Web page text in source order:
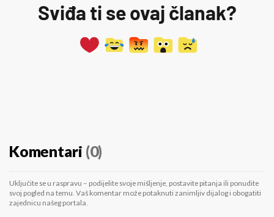
Sviđa ti se ovaj članak?
Komentari (0)
Uključite se u raspravu – podijelite svoje mišljenje, postavite pitanja ili ponudite
svoj pogled na temu. Vaš komentar može potaknuti zanimljiv dijalog i obogatiti
zajednicu našeg portala.